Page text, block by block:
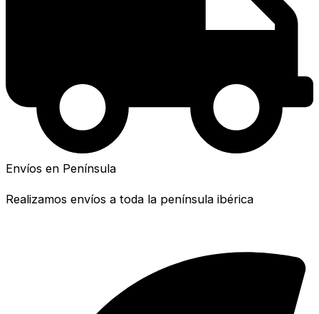
Envíos en Península
Realizamos envíos a toda la península ibérica